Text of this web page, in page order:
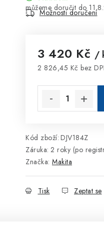
Možnosti doručení
3 420 Kč /
2 826,45 Kč bez
Kód zboží: DJV184Z
Záruka: 2 roky (po
Značka: Makita
Tisk Zeptat se